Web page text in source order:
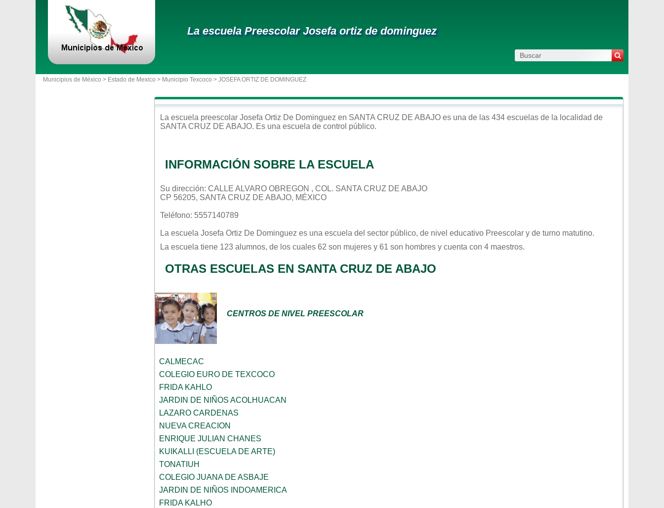
La escuela Preescolar Josefa ortiz de dominguez
Municipios de México > Estado de Mexico > Municipio Texcoco > JOSEFA ORTIZ DE DOMINGUEZ
La escuela preescolar Josefa Ortiz De Dominguez en SANTA CRUZ DE ABAJO es una de las 434 escuelas de la localidad de
SANTA CRUZ DE ABAJO. Es una escuela de control público.
INFORMACIÓN SOBRE LA ESCUELA
Su dirección: CALLE ALVARO OBREGON , COL. SANTA CRUZ DE ABAJO
CP 56205, SANTA CRUZ DE ABAJO, MÉXICO
Teléfono: 5557140789
La escuela Josefa Ortiz De Dominguez es una escuela del sector público, de nivel educativo Preescolar y de turno matutino.
La escuela tiene 123 alumnos, de los cuales 62 son mujeres y 61 son hombres y cuenta con 4 maestros.
OTRAS ESCUELAS EN SANTA CRUZ DE ABAJO
CENTROS DE NIVEL PREESCOLAR
CALMECAC
COLEGIO EURO DE TEXCOCO
FRIDA KAHLO
JARDIN DE NIÑOS ACOLHUACAN
LAZARO CARDENAS
NUEVA CREACION
ENRIQUE JULIAN CHANES
KUIKALLI (ESCUELA DE ARTE)
TONATIUH
COLEGIO JUANA DE ASBAJE
JARDIN DE NIÑOS INDOAMERICA
FRIDA KALHO